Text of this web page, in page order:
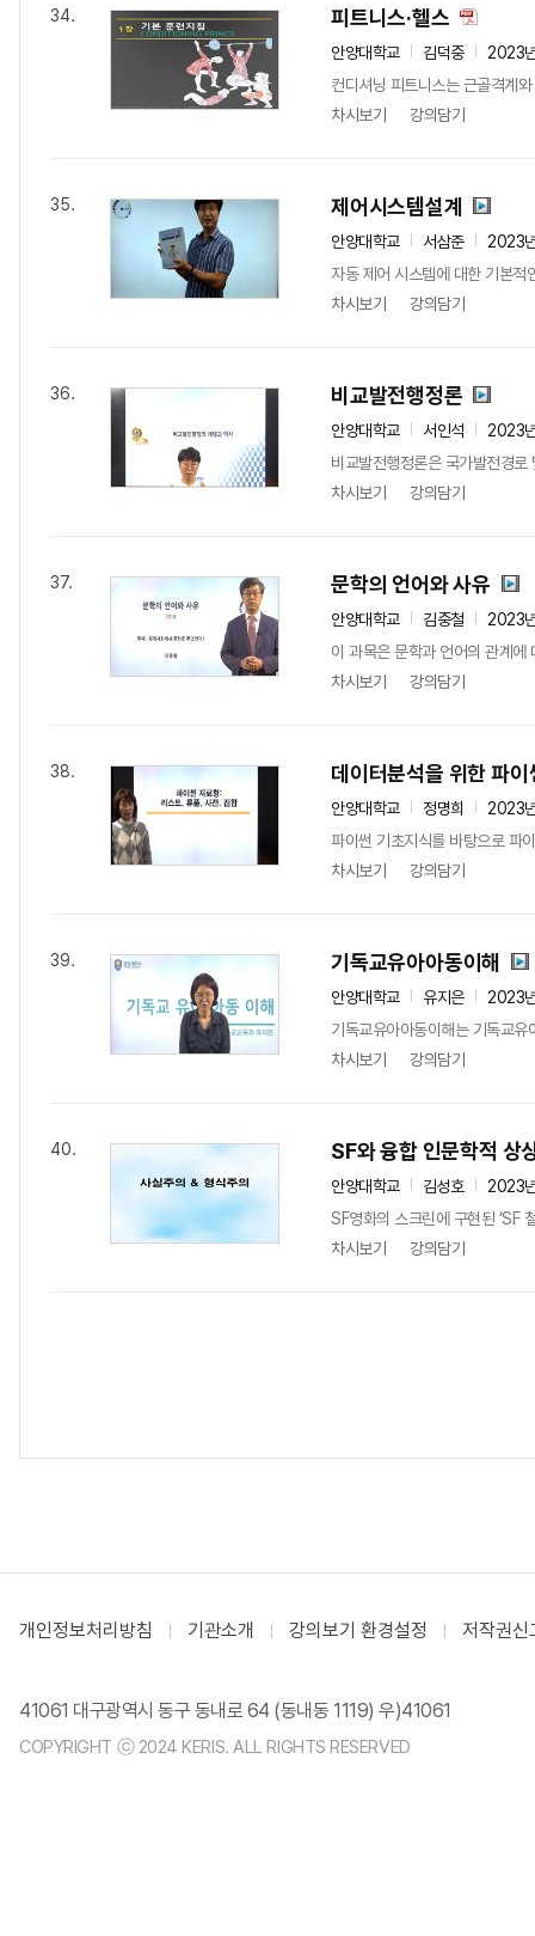
34. 피트니스·헬스
안양대학교 김덕중
2023
컨디셔닝 피트니스는 근골격계
차시보기
강의담기
35. 제어시스템설계
안양대학교 서삼준
2023
자동 제어 시스템에 대한 기본
차시보기
강의담기
36. 비교발전행정론
안양대학교 서인석
2023
비교발전행정론은 국가발전경
차시보기
강의담기
37. 문학의 언어와 사유
안양대학교 김중철
2023
이 과목은 문학과 언어의 관계에
차시보기
강의담기
38. 데이터분석을 위한 파이
안양대학교 정명희
2023
파이썬 기초지식를 바탕으로 파
차시보기
강의담기
39. 기독교유아아동이해
안양대학교 유지은
2023
기독교유아아동이해는 기독교
차시보기
강의담기
40. SF와 융합 인문학적 상
안양대학교 김성호
2023
SF영화의 스크린에 구현된 ‘SF
차시보기
강의담기
개인정보처리방침 기관소개 강의보기 환경설정 저작권신
41061 대구광역시 동구 동내로 64 (동내동 1119) 우)41061
COPYRIGHT ⓒ 2024 KERIS. ALL RIGHTS RESERVED